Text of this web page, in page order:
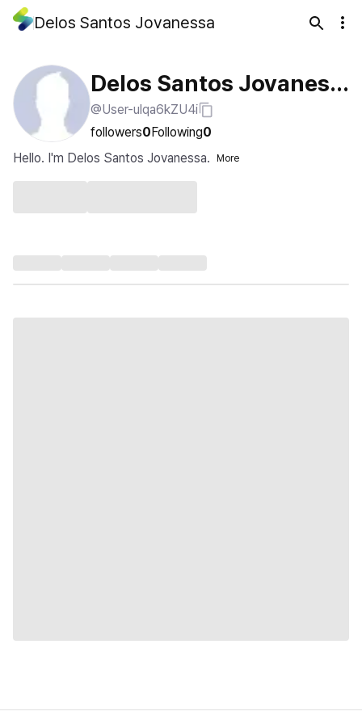
Delos Santos Jovanessa
Delos Santos Jovaness
a
@User-ulqa6kZU4i
followers0Following0
Hello. I'm Delos Santos Jovanessa.
More